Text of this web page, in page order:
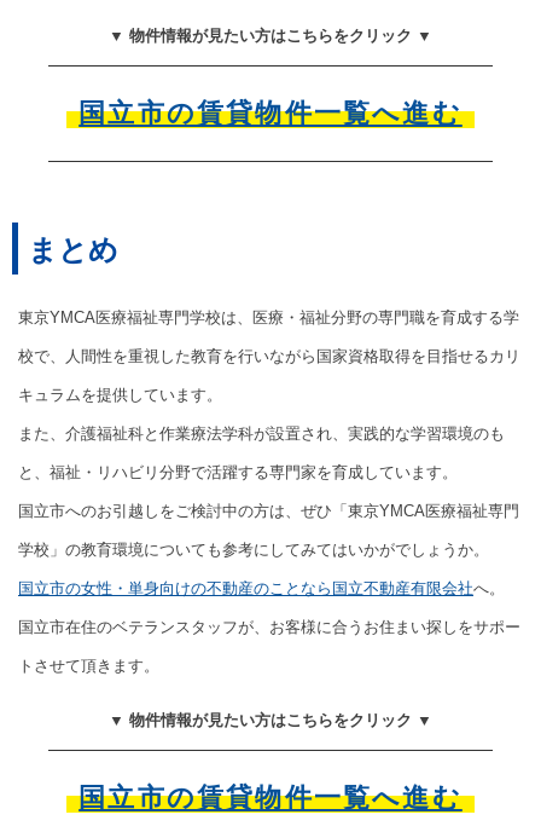
▼ 物件情報が見たい方はこちらをクリック ▼
国立市の賃貸物件一覧へ進む
まとめ
東京YMCA医療福祉専門学校は、医療・福祉分野の専門職を育成する学
校で、人間性を重視した教育を行いながら国家資格取得を目指せるカリ
キュラムを提供しています。
また、介護福祉科と作業療法学科が設置され、実践的な学習環境のも
と、福祉・リハビリ分野で活躍する専門家を育成しています。
国立市へのお引越しをご検討中の方は、ぜひ「東京YMCA医療福祉専門
学校」の教育環境についても参考にしてみてはいかがでしょうか。
国立市の女性・単身向けの不動産のことなら国立不動産有限会社へ。
国立市在住のベテランスタッフが、お客様に合うお住まい探しをサポー
トさせて頂きます。
▼ 物件情報が見たい方はこちらをクリック ▼
国立市の賃貸物件一覧へ進む